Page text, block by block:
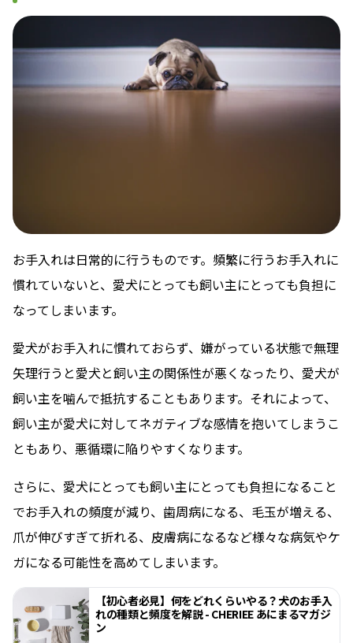
お手入れは日常的に行うものです。頻繁に行うお手入れに
慣れていないと、愛犬にとっても飼い主にとっても負担に
なってしまいます。
愛犬がお手入れに慣れておらず、嫌がっている状態で無理
矢理行うと愛犬と飼い主の関係性が悪くなったり、愛犬が
飼い主を噛んで抵抗することもあります。それによって、
飼い主が愛犬に対してネガティブな感情を抱いてしまうこ
ともあり、悪循環に陥りやすくなります。
さらに、愛犬にとっても飼い主にとっても負担になること
でお手入れの頻度が減り、歯周病になる、毛玉が増える、
爪が伸びすぎて折れる、皮膚病になるなど様々な病気やケ
ガになる可能性を高めてしまいます。
【初心者必見】何をどれくらいやる？犬のお手入
れの種類と頻度を解説 - CHERIEE あにまるマガジ
ン